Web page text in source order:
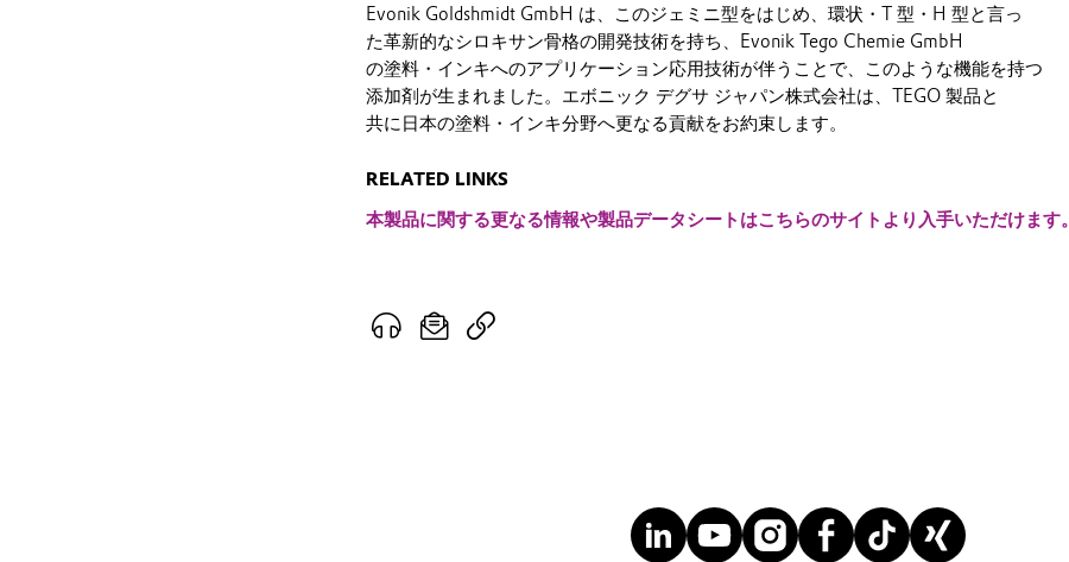
Evonik Goldshmidt GmbH は、このジェミニ型をはじめ、環状・T 型・H 型と言っ
た革新的なシロキサン骨格の開発技術を持ち、Evonik Tego Chemie GmbH
の塗料・インキへのアプリケーション応用技術が伴うことで、このような機能を持つ
添加剤が生まれました。エボニック デグサ ジャパン株式会社は、TEGO 製品と
共に日本の塗料・インキ分野へ更なる貢献をお約束します。
RELATED LINKS
本製品に関する更なる情報や製品データシートはこちらのサイトより入手いただけます。